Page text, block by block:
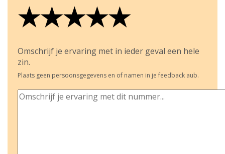
★
★★
★★★
★★★★
★★★★★
Omschrijf je ervaring met in ieder geval een hele
zin.
Plaats geen persoonsgegevens en of namen in je feedback aub.